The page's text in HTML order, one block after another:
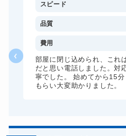
スピード
品質
費用
部屋に閉じ込められ、これ
だと思い電話しました。対
寧でした。 始めてから15
もらい大変助かりました。